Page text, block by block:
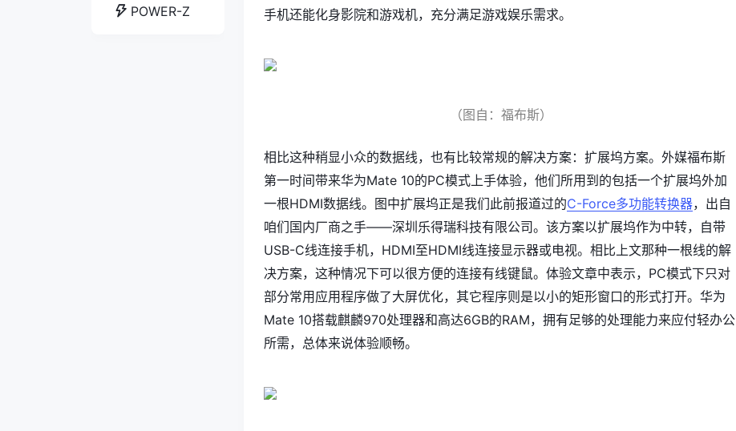
POWER-Z
手机还能化身影院和游戏机，充分满足游戏娱乐需求。
（图自：福布斯）
相比这种稍显小众的数据线，也有比较常规的解决方案：扩展坞方案。外媒福布斯
第一时间带来华为Mate 10的PC模式上手体验，他们所用到的包括一个扩展坞外加
一根HDMI数据线。图中扩展坞正是我们此前报道过的C-Force多功能转换器，出自
咱们国内厂商之手——深圳乐得瑞科技有限公司。该方案以扩展坞作为中转，自带
USB-C线连接手机，HDMI至HDMI线连接显示器或电视。相比上文那种一根线的解
决方案，这种情况下可以很方便的连接有线键鼠。体验文章中表示，PC模式下只对
部分常用应用程序做了大屏优化，其它程序则是以小的矩形窗口的形式打开。华为
Mate 10搭载麒麟970处理器和高达6GB的RAM，拥有足够的处理能力来应付轻办公
所需，总体来说体验顺畅。